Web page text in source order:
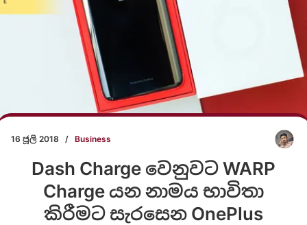
16 ජූලි 2018 / Business
Dash Charge වෙනුවට WARP
Charge යන නාමය භාවිතා
කිරීමට සැරසෙන OnePlus